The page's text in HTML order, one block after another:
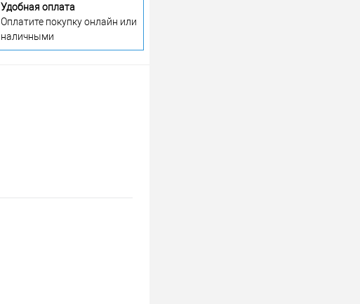
Удобная оплата
Оплатите покупку онлайн или
наличными